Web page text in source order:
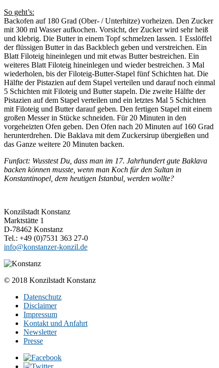
So geht’s:
Backofen auf 180 Grad (Ober- / Unterhitze) vorheizen. Den Zucker
mit 300 ml Wasser aufkochen. Vorsicht, der Zucker wird sehr heiß
und klebrig. Die Butter in einem Topf schmelzen lassen. 1 Esslöffel
der flüssigen Butter in das Backblech geben und verstreichen. Ein
Blatt Filoteig hineinlegen und mit etwas Butter bestreichen. Ein
weiteres Blatt Filoteig hineinlegen und wieder bestreichen. 3 Mal
wiederholen, bis der Filoteig-Butter-Stapel fünf Schichten hat. Die
Hälfte der Pistazien auf dem Stapel verteilen und darauf noch einmal
5 Schichten mit Filoteig und Butter stapeln. Die zweite Hälfte der
Pistazien auf dem Stapel verteilen und ein letztes Mal 5 Schichten
mit Filoteig und Butter darauf geben. Den fertigen Stapel mit einem
großen Messer in Stücke schneiden. Für 20 Minuten in den
vorgeheizten Ofen geben. Den Ofen nach 20 Minuten auf 160 Grad
herunterdrehen. Die Baklava mit dem Zuckersirup übergießen und
das Ganze weitere 20 Minuten backen.
Funfact: Wusstest Du, dass man im 17. Jahrhundert gute Baklava
backen können musste, wenn man Koch für den Sultan in
Konstantinopel, dem heutigen Istanbul, werden wollte?
Konzilstadt Konstanz
Marktstätte 1
D-78462 Konstanz
Tel.: +49 (0)7531 363 27-0
info@konstanzer-konzil.de
© 2018 Konzilstadt Konstanz
Datenschutz
Disclaimer
Impressum
Kontakt und Anfahrt
Newsletter
Presse